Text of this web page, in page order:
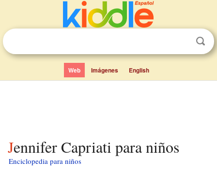
Web Imágenes English
Jennifer Capriati para niños
Enciclopedia para niños